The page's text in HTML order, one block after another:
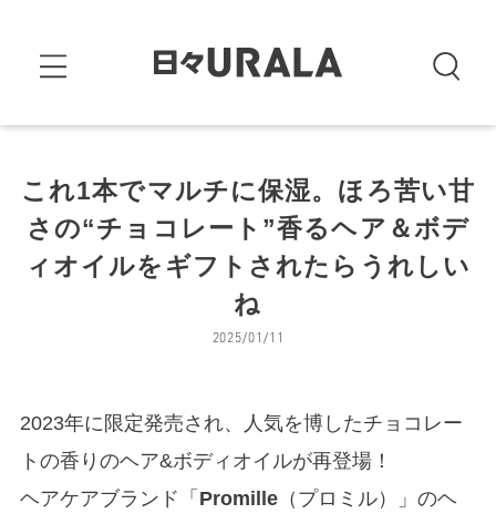
これ1本でマルチに保湿。ほろ苦い甘
さの“チョコレート”香るヘア＆ボデ
ィオイルをギフトされたらうれしい
ね
2025/01/11
2023年に限定発売され、人気を博したチョコレー
トの香りのヘア&ボディオイルが再登場！
ヘアケアブランド「 Promille（プロミル）」のヘ